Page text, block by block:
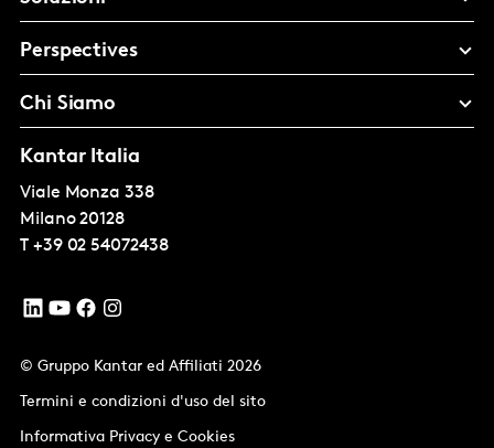
Perspectives
Chi Siamo
Kantar Italia
Viale Monza 338
Milano 20128
T +39 02 54072438
© Gruppo Kantar ed Affiliati 2026
Termini e condizioni d'uso del sito
Informativa Privacy e Cookies